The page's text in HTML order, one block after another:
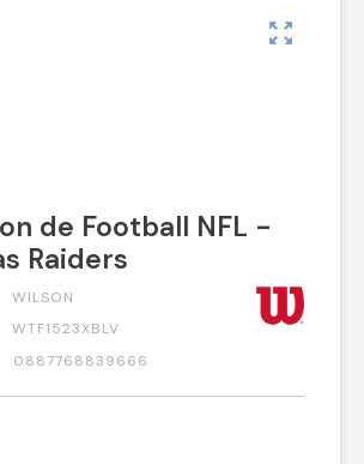
zoom_out_map
de Football NFL -
Raiders
WILSON
WTF1523XBLV
0887768839666